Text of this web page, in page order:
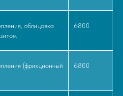
облицовка
6800
(фрикционный
6800